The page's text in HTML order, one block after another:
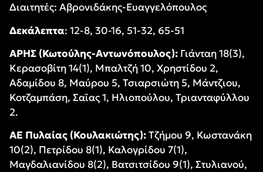
Διαιτητές: Αβρονιδάκης-Ευαγγελόπουλος
Δεκάλεπτα: 12-8, 30-16, 51-32, 65-51
ΑΡΗΣ (Κωτούλης-Αντωνόπουλος): Γιάνταη 18(3),
Κερασοβίτη 14(1), Μπαλτζή 10, Χρηστίδου 2,
Αδαμίδου 8, Μαύρου 5, Τσιαρσιώτη 5, Μάντζιου,
Κοτζαμπάση, Σαϊας 1, Ηλιοπούλου, Τριανταφύλλου
2.
ΑΕ Πυλαίας (Κουλακιώτης):Τζήμου 9, Κωστανάκη
10(2), Πετρίδου 8(1), Καλογρίδου 7(1),
Μαγδαλιανίδου 8(2), Βατσιτσίδου 9(1), Στυλιανού,